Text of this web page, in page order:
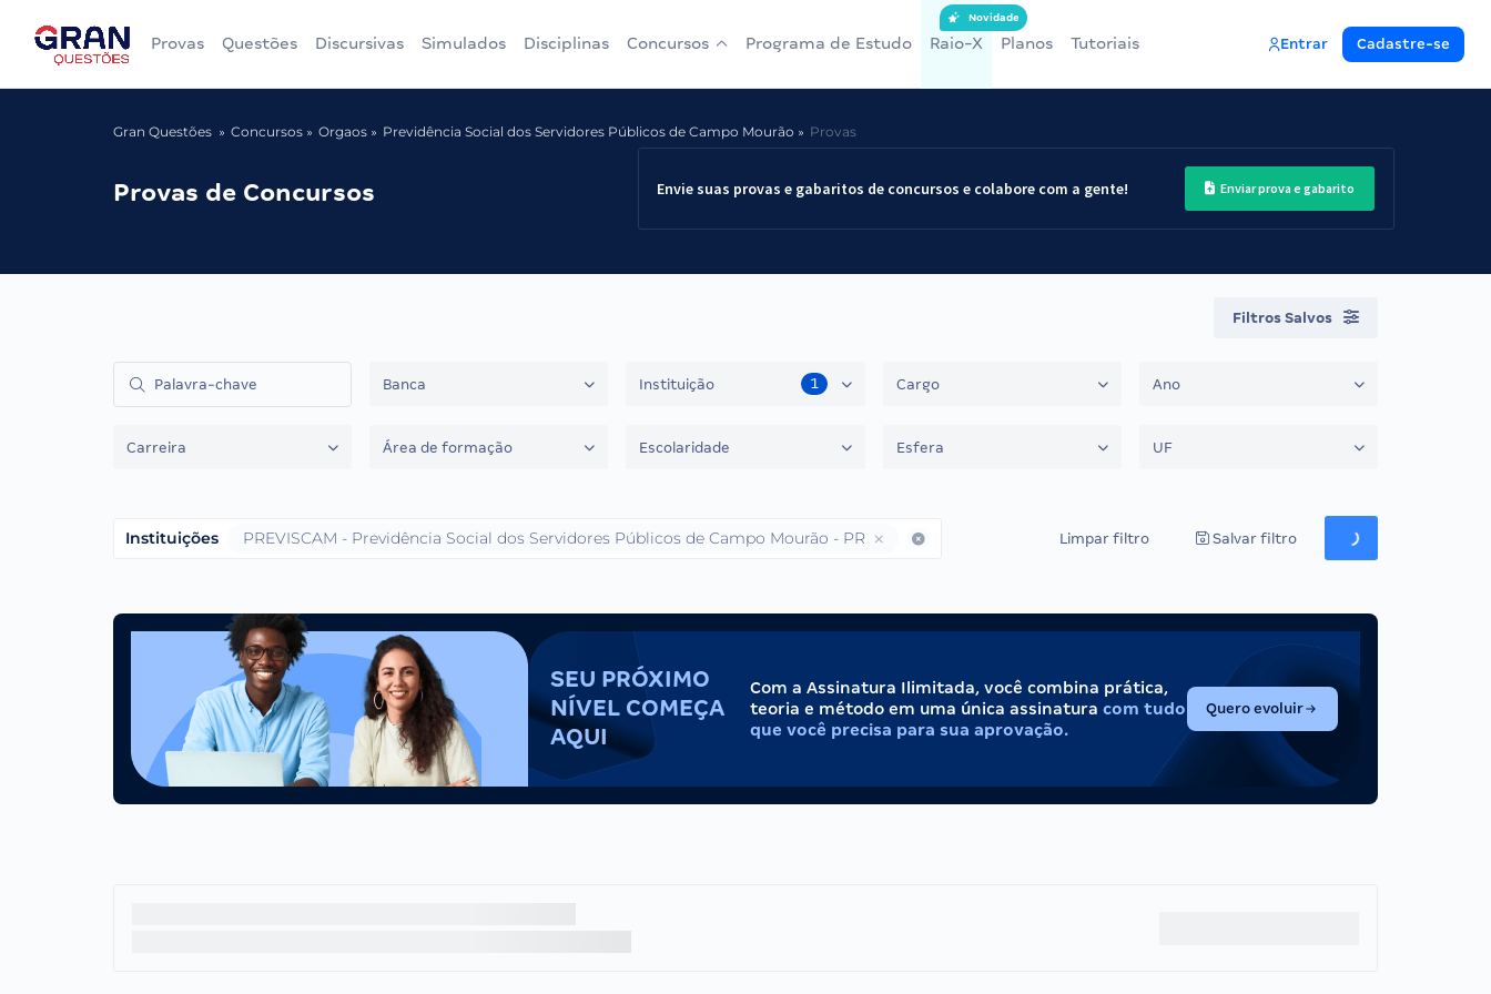
Provas Questões Discursivas Simulados Disciplinas Concursos Programa de Estudo Raio-X
Novidade
Planos Tutoriais Entrar Cadastre-se
Gran Questões Concursos Orgaos Previdência Social dos Servidores Públicos de Campo Mourão Provas
Provas de Concursos Envie suas provas e gabaritos de concursos e colabore com a gente! Enviar prova e gabarito
Filtros Salvos
Banca Instituição 1 Cargo Ano
Carreira Área de formação Escolaridade Esfera UF
Instituições PREVISCAM - Previdência Social dos Servidores Públicos de Campo Mourão - PR Limpar filtro Salvar filtro
SEU PRÓXIMO
NÍVEL COMEÇA
AQUI
Com a Assinatura Ilimitada, você combina prática,
teoria e método em uma única assinatura com tudo
que você precisa para sua aprovação.
Quero evoluir(abre em nova aba)